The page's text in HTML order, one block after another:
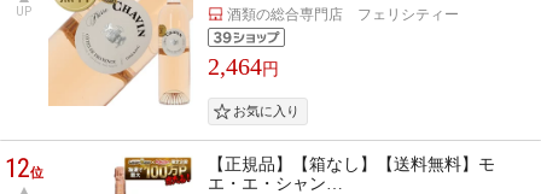
UP 酒類の総合専門店 フェリシティー
2,464円
12位
【正規品】【箱なし】【送料無料】モ
エ・エ・シャン…